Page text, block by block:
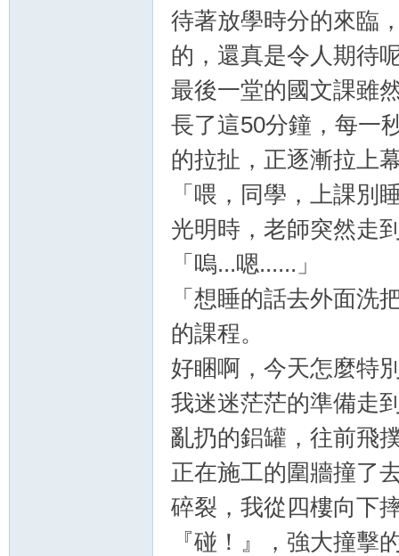
待著放學時分的來臨
的，還真是令人期待
最後一堂的國文課雖
長了這50分鐘，每一
的拉扯，正逐漸拉上
「喂，同學，上課別
光明時，老師突然走
「嗚...嗯......」
「想睡的話去外面洗
的課程。
好睏啊，今天怎麼特
我迷迷茫茫的準備走
亂扔的鋁罐，往前飛
正在施工的圍牆撞了
碎裂，我從四樓向下
『碰！』，強大撞擊